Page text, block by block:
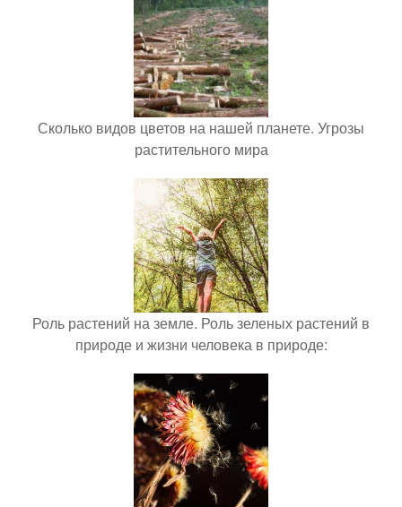
Сколько видов цветов на нашей планете. Угрозы
растительного мира
Роль растений на земле. Роль зеленых растений в
природе и жизни человека в природе: